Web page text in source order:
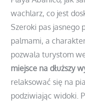
wachlarz, co jest
Szeroki pas jasnego
palmami, a
pozwala turystom
miejsce na dłuższy
relaksować się na
podziwiając widoki.